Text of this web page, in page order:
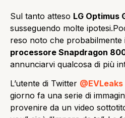
Sul tanto atteso LG Optimus
susseguendo molte ipotesi.
reso noto che probabilmente
processore Snapdragon
annunciarvi qualcosa di più
L’utente di Twitter @EVLeaks
giorno fa una serie di
provenire da un video